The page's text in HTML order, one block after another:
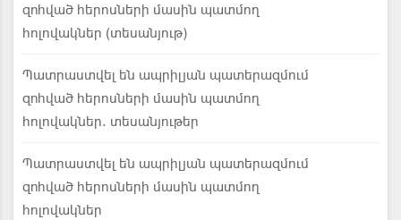
զոհված հերոսների մասին պատմող
հոլովակներ (տեսանյութ)
Պատրաստվել են ապրիլյան պատերազմում
զոհված հերոսների մասին պատմող
հոլովակներ. տեսանյութեր
Պատրաստվել են ապրիլյան պատերազմում
զոհված հերոսների մասին պատմող
հոլովակներ